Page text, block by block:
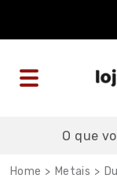
Metais